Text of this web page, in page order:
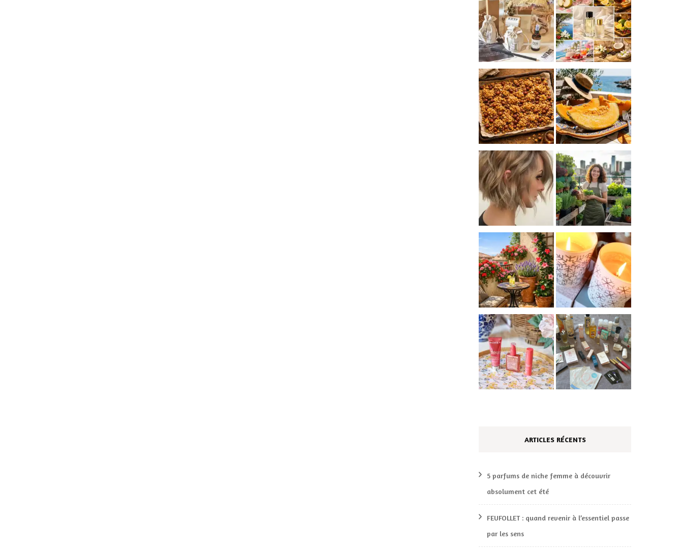
ARTICLES RÉCENTS
5 parfums de niche femme à découvrir
absolument cet été
FEUFOLLET : quand revenir à l’essentiel passe
par les sens